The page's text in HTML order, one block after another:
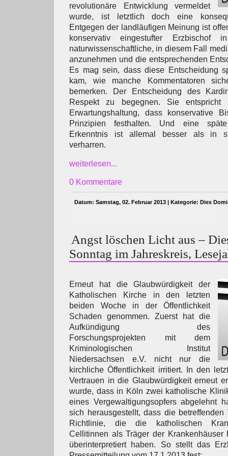
revolutionäre Entwicklung vermeldet
wurde, ist letztlich doch eine
Entgegen der landläufigen Meinung ist
konservativ eingestufter
naturwissenschaftliche, in diesem Fall
anzunehmen und die entsprechenden
Es mag sein, dass diese Entscheidung
kam, wie manche Kommentatoren
bemerken. Der Entscheidung des
Respekt zu begegnen. Sie entspricht
Erwartungshaltung, dass konservative
Prinzipien festhalten. Und eine
Erkenntnis ist allemal besser als in
verharren.
weiterlesen...
0 Kommentare
Datum: Samstag, 02. Februar 2013 | Kategorie: Dies
Angst löschen Licht aus –
Sonntag im Jahreskreis,
Erneut hat die Glaubwürdigkeit der
Katholischen Kirche in den letzten
beiden Woche in der Öffentlichkeit
Schaden genommen. Zuerst hat die
Aufkündigung des
Forschungsprojekten mit dem
Kriminologischen Institut
Niedersachsen e.V. nicht nur die
kirchliche Öffentlichkeit irritiert. In den
Vertrauen in die Glaubwürdigkeit erneut
wurde, dass in Köln zwei katholische
eines Vergewaltigungsopfers abgelehnt
sich herausgestellt, dass die betreffenden
Richtlinie, die die katholischen
Cellitinnen als Träger der Krankenhäuser
überinterpretiert haben. So stellt das